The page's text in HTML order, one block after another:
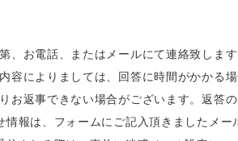
、お電話、またはメールにて連絡致します
容によりましては、回答に時間がかかる
お返事できない場合がございます。返答
情報は、フォームにご記入頂きましたメー